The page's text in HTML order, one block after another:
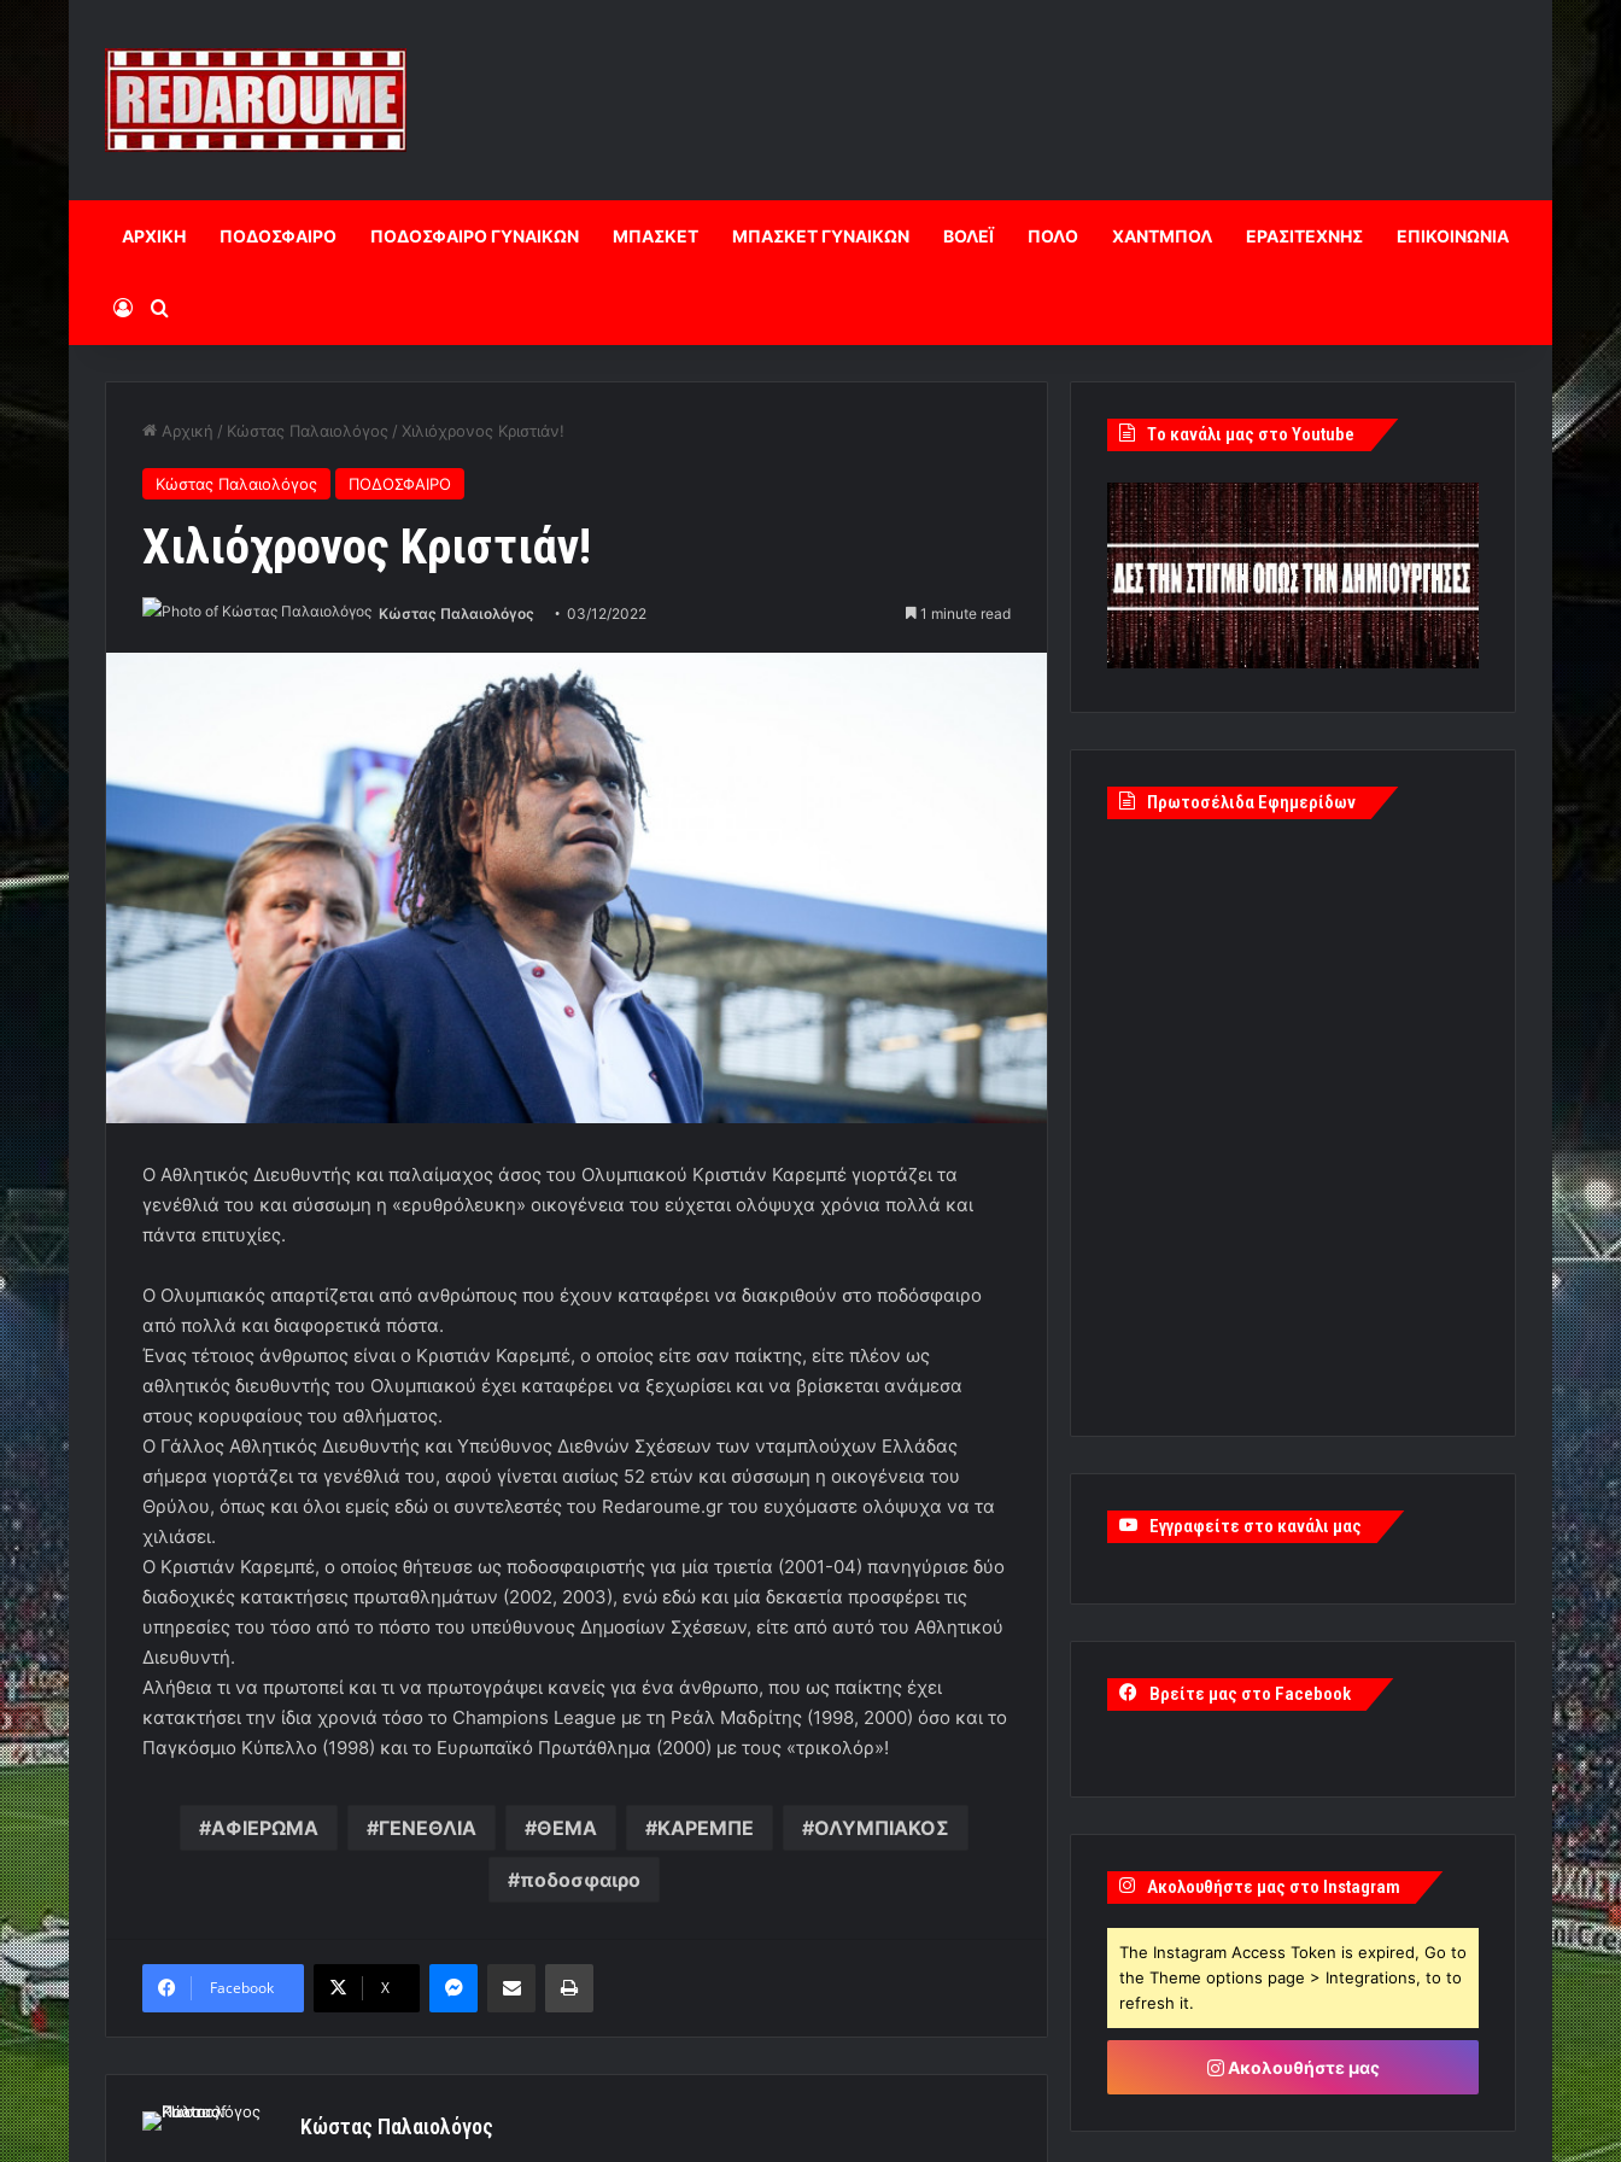
ΑΡΧΙΚΗ ΠΟΔΟΣΦΑΙΡΟ ΠΟΔΟΣΦΑΙΡΟ ΓΥΝΑΙΚΩΝ ΜΠΑΣΚΕΤ ΜΠΑΣΚΕΤ ΓΥΝΑΙΚΩΝ ΒΟΛΕΪ ΠΟΛΟ ΧΑΝΤΜΠΟΛ ΕΡΑΣΙΤΕΧΝΗΣ ΕΠΙΚΟΙΝΩΝΙΑ
Log InΑναζήτηση
Αρχική / Κώστας Παλαιολόγος / Χιλιόχρονος Κριστιάν!
Κώστας Παλαιολόγος ΠΟΔΟΣΦΑΙΡΟ
Χιλιόχρονος Κριστιάν!
Κώστας Παλαιολόγος 03/12/2022 1 minute read
Ο Αθλητικός Διευθυντής και παλαίμαχος άσος του Ολυμπιακού Κριστιάν Καρεμπέ γιορτάζει τα
γενέθλιά του και σύσσωμη η «ερυθρόλευκη» οικογένεια του εύχεται ολόψυχα χρόνια πολλά και
πάντα επιτυχίες.
Ο Ολυμπιακός απαρτίζεται από ανθρώπους που έχουν καταφέρει να διακριθούν στο ποδόσφαιρο
από πολλά και διαφορετικά πόστα.
Ένας τέτοιος άνθρωπος είναι ο Κριστιάν Καρεμπέ, ο οποίος είτε σαν παίκτης, είτε πλέον ως
αθλητικός διευθυντής του Ολυμπιακού έχει καταφέρει να ξεχωρίσει και να βρίσκεται ανάμεσα
στους κορυφαίους του αθλήματος.
Ο Γάλλος Αθλητικός Διευθυντής και Υπεύθυνος Διεθνών Σχέσεων των νταμπλούχων Ελλάδας
σήμερα γιορτάζει τα γενέθλιά του, αφού γίνεται αισίως 52 ετών και σύσσωμη η οικογένεια του
Θρύλου, όπως και όλοι εμείς εδώ οι συντελεστές του Redaroume.gr του ευχόμαστε ολόψυχα να τα
χιλιάσει.
Ο Κριστιάν Καρεμπέ, ο οποίος θήτευσε ως ποδοσφαιριστής για μία τριετία (2001-04) πανηγύρισε δύο
διαδοχικές κατακτήσεις πρωταθλημάτων (2002, 2003), ενώ εδώ και μία δεκαετία προσφέρει τις
υπηρεσίες του τόσο από το πόστο του υπεύθυνους Δημοσίων Σχέσεων, είτε από αυτό του Αθλητικού
Διευθυντή.
Αλήθεια τι να πρωτοπεί και τι να πρωτογράψει κανείς για ένα άνθρωπο, που ως παίκτης έχει
κατακτήσει την ίδια χρονιά τόσο το Champions League με τη Ρεάλ Μαδρίτης (1998, 2000) όσο και το
Παγκόσμιο Κύπελλο (1998) και το Ευρωπαϊκό Πρωτάθλημα (2000) με τους «τρικολόρ»!
ΑΦΙΕΡΩΜΑ ΓΕΝΕΘΛΙΑ ΘΕΜΑ ΚΑΡΕΜΠΕ ΟΛΥΜΠΙΑΚΟΣ
ποδοσφαιρο
Facebook X
MessengerΚοινοποίηση μέσω ηλεκτρονικού ταχυδρομείουΕκτύπωση
Κώστας Παλαιολόγος
Tο κανάλι μας στο Youtube
Πρωτοσέλιδα Εφημερίδων
Εγγραφείτε στο κανάλι μας
Βρείτε μας στο Facebook
Ακολουθήστε μας στο Instagram
The Instagram Access Token is expired, Go to
the Theme options page > Integrations, to to
refresh it.
Ακολουθήστε μας